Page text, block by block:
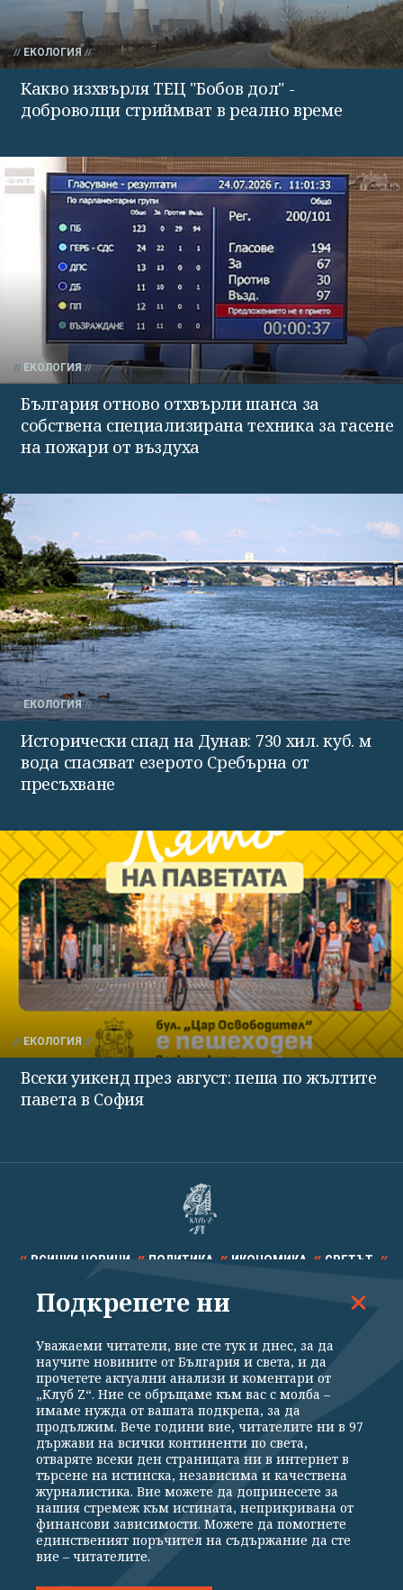
ЕКОЛОГИЯ
Какво изхвърля ТЕЦ "Бобов дол" -
доброволци стриймват в реално време
ЕКОЛОГИЯ
България отново отхвърли шанса за
собствена специализирана техника за гасене
на пожари от въздуха
ЕКОЛОГИЯ
Исторически спад на Дунав: 730 хил. куб. м
вода спасяват езерото Сребърна от
пресъхване
ЕКОЛОГИЯ
Всеки уикенд през август: пеша по жълтите
павета в София
ВСИЧКИ НОВИНИ ПОЛИТИКА ИКОНОМИКА СВЕТЪТ
СПОРТ КУЛТУРА ТЕХНОЛОГИИ КАЛЕЙДОСКОП
Общи условия
Политика за поверителност
Реклама
Партньори Контакти
За Клуб Z
Екип
Подкрепете ни
Издател на www.clubz.bg е „Клуб Зебра Медия“ ЕООД, София, ул. "Алеко
Константинов" 3. Всички права запазени 2026 „Клуб Зебра Медия“
Препечатването на материали, снимки и видео от www.clubz.bg без
Подкрепете ни
Уважаеми читатели, вие сте тук и днес, за да
научите новините от България и света, и да
прочетете актуални анализи и коментари от
„Клуб Z“. Ние се обръщаме към вас с молба –
имаме нужда от вашата подкрепа, за да
продължим. Вече години вие, читателите ни в 97
държави на всички континенти по света,
отваряте всеки ден страницата ни в интернет в
търсене на истинска, независима и качествена
журналистика. Вие можете да допринесете за
нашия стремеж към истината, неприкривана от
финансови зависимости. Можете да помогнете
единственият поръчител на съдържание да сте
вие – читателите.